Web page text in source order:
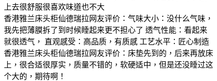
上去很舒服很喜欢味道也不大
香港雅兰床头柜仙德瑞拉网友评价：气味大小：没什么气味，
我先把薄膜拆了到时候睡起来更不担心了 透气性能：看起来
就很透气， 直观感受：高品质，有质感 工艺水平：匠心制造
香港雅兰床头柜仙德瑞拉网友评价：床垫先到的，后来再放床
上，很合适很厚实，质量不错的，软硬适中，但是还没睡过这
个大的，期待啊！